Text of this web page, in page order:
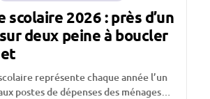
scolaire 2026 : près d’un
deux peine à boucler
représente chaque année l’un
postes de dépenses des ménages